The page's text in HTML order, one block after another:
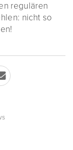
regulären
nicht so